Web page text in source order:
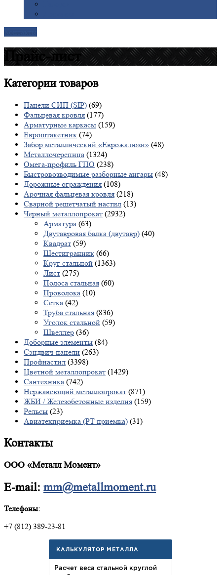
Прайс-лист
Категориитоваров
Панели СИП (SIP) (69)
Фальцевая кровля (177)
Арматурные каркасы (159)
Евроштакетник (74)
Забор металлический «Еврожалюзи» (48)
Металлочерепица (1324)
Омега-профиль ГПО (238)
Быстровозводимые разборные ангары (48)
Дорожные ограждения (108)
Арочная фальцевая кровля (218)
Сварной решетчатый настил (13)
Черный металлопрокат (2932)
Арматура (63)
Двутавровая балка (двутавр) (40)
Квадрат (59)
Шестигранник (66)
Круг стальной (1363)
Лист (275)
Полоса стальная (60)
Проволока (10)
Сетка (42)
Труба стальная (836)
Уголок стальной (59)
Швеллер (36)
Доборные элементы (84)
Сэндвич-панели (263)
Профнастил (3398)
Цветной металлопрокат (1429)
Сантехника (742)
Нержавеющий металлопрокат (871)
ЖБИ / Железобетонные изделия (159)
Рельсы (23)
Авиатехприемка (РТ приемка) (31)
Контакты
ООО «Металл Момент»
E-mail: mm@metallmoment.ru
Телефоны:
+7 (812) 389-23-81